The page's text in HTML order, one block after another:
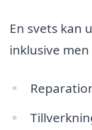
En svets kan
inklusive